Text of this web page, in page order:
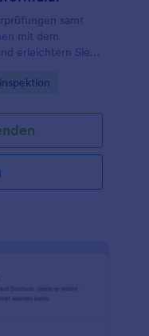
samt
mit dem
erleichtern Sie